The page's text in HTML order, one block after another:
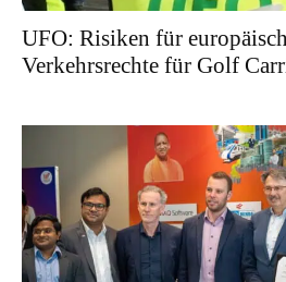
UFO: Risiken für
Verkehrsrechte für Golf